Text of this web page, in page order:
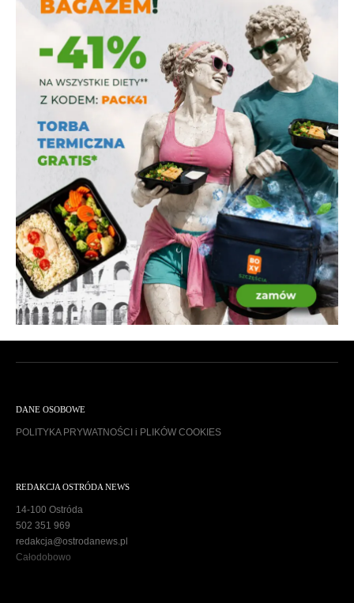
DANE OSOBOWE
POLITYKA PRYWATNOŚCI i PLIKÓW COOKIES
REDAKCJA OSTRÓDA NEWS
14-100 Ostróda
502 351 969
redakcja@ostrodanews.pl
Całodobowo